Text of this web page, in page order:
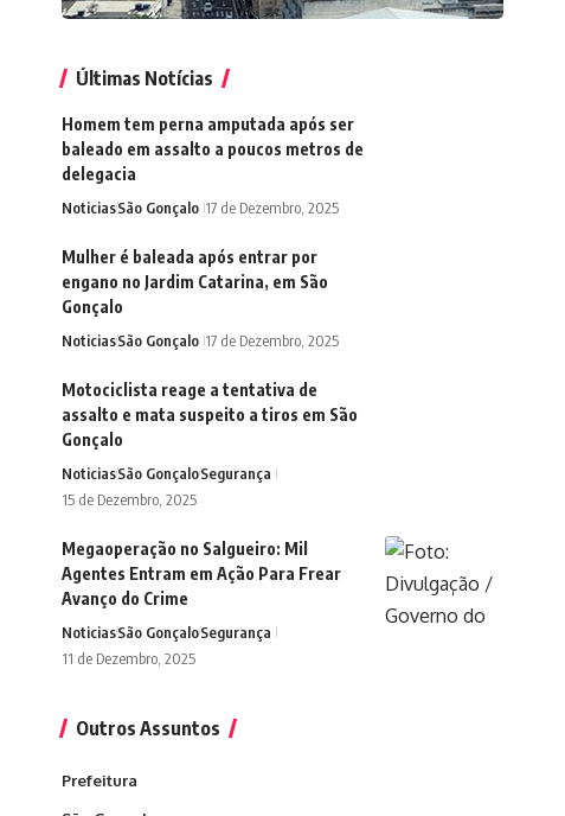
Últimas Notícias
Homem tem perna amputada após ser
baleado em assalto a poucos metros de
delegacia
NoticiasSão Gonçalo 17 de Dezembro, 2025
Mulher é baleada após entrar por
engano no Jardim Catarina, em São
Gonçalo
NoticiasSão Gonçalo 17 de Dezembro, 2025
Motociclista reage a tentativa de
assalto e mata suspeito a tiros em São
Gonçalo
NoticiasSão GonçaloSegurança
15 de Dezembro, 2025
Megaoperação no Salgueiro: Mil
Agentes Entram em Ação Para Frear
Avanço do Crime
NoticiasSão GonçaloSegurança
11 de Dezembro, 2025
Outros Assuntos
Prefeitura